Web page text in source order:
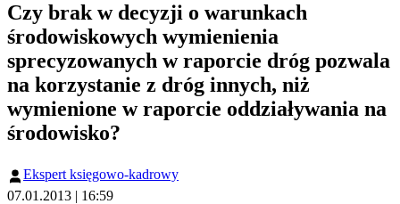
Czy brak w decyzji o warunkach
środowiskowych wymienienia
sprecyzowanych w raporcie dróg pozwala
na korzystanie z dróg innych, niż
wymienione w raporcie oddziaływania na
środowisko?
Ekspert księgowo-kadrowy
07.01.2013 | 16:59